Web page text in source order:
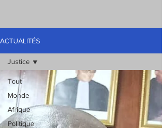
ACTUALITÉS
Tout
Monde
Afrique
Politique
Justice